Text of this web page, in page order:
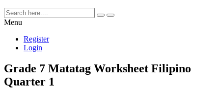
Menu
Register
Login
Grade 7 Matatag Worksheet Filipino
Quarter 1